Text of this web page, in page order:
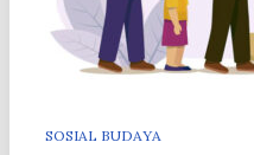
SOSIAL BUDAYA